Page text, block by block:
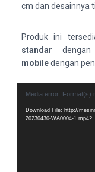
cm dan desainnya
Produk ini
standar
mobiledengan
Media error: Format(s)
Download File: http://
20230430-WA0004-